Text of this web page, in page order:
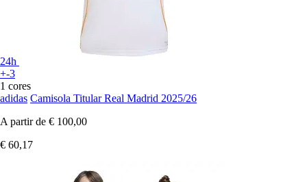
24h
+-3
1 cores
adidas Camisola Titular Real Madrid 2025/26
A partir de € 100,00
€ 60,17